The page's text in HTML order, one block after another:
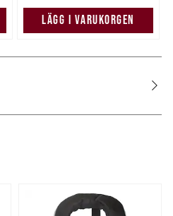
LÄGG I VARUKORGEN